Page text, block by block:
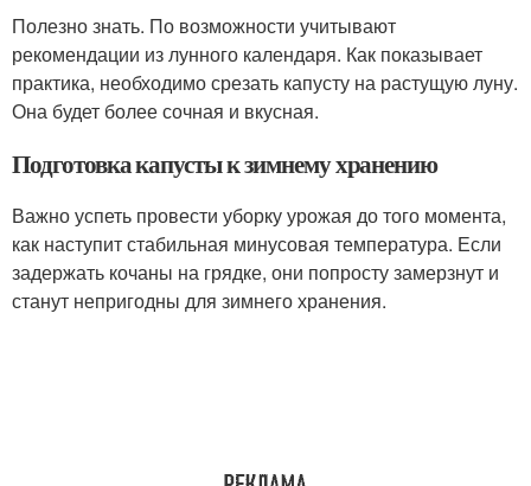
Полезно знать. По возможности учитывают
рекомендации из лунного календаря. Как показывает
практика, необходимо срезать капусту на растущую луну.
Она будет более сочная и вкусная.
Подготовка капусты к зимнему хранению
Важно успеть провести уборку урожая до того момента,
как наступит стабильная минусовая температура. Если
задержать кочаны на грядке, они попросту замерзнут и
станут непригодны для зимнего хранения.